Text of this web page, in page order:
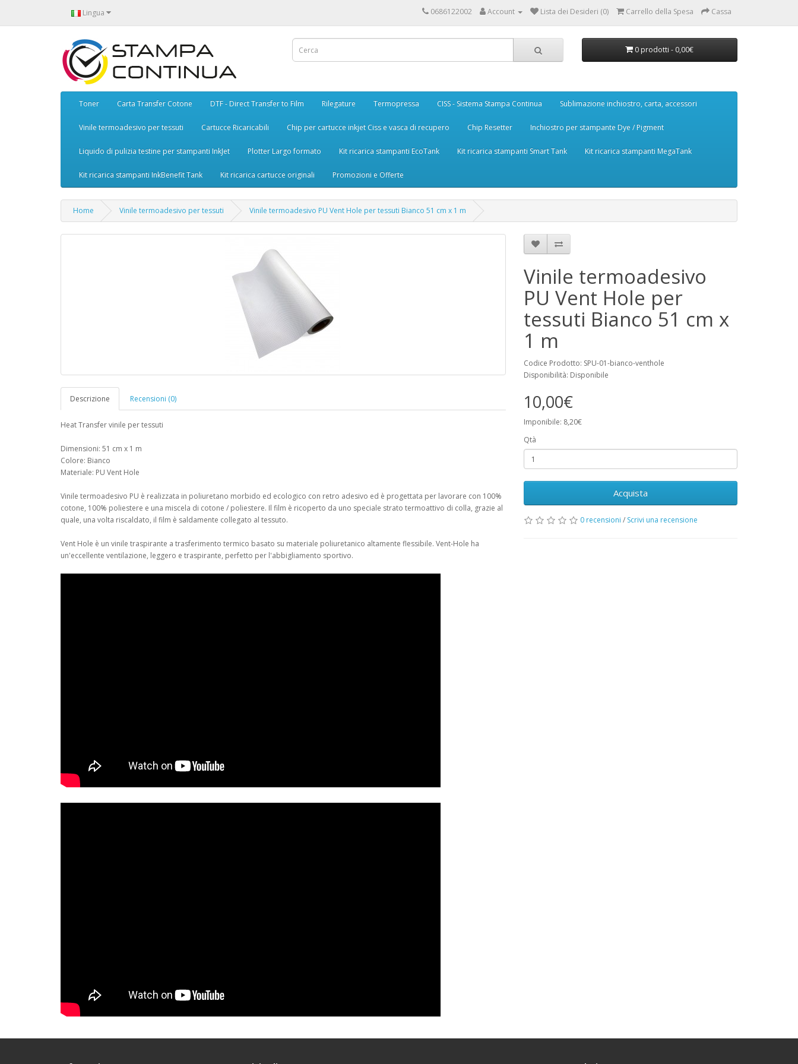
Lingua 0686122002 Account Lista dei Desideri (0) Carrello della Spesa Cassa
0 prodotti - 0,00€
Toner Carta Transfer Cotone DTF - Direct Transfer to Film Rilegature Termopressa CISS - Sistema Stampa Continua Sublimazione inchiostro, carta, accessori
Vinile termoadesivo per tessuti Cartucce Ricaricabili Chip per cartucce inkjet Ciss e vasca di recupero Chip Resetter Inchiostro per stampante Dye / Pigment
Liquido di pulizia testine per stampanti InkJet Plotter Largo formato Kit ricarica stampanti EcoTank Kit ricarica stampanti Smart Tank Kit ricarica stampanti MegaTank
Kit ricarica stampanti InkBenefit Tank Kit ricarica cartucce originali Promozioni e Offerte
Home Vinile termoadesivo per tessuti Vinile termoadesivo PU Vent Hole per tessuti Bianco 51 cm x 1 m
Descrizione Recensioni (0)
Heat Transfer vinile per tessuti
Dimensioni: 51 cm x 1 m
Colore: Bianco
Materiale: PU Vent Hole
Vinile termoadesivo PU è realizzata in poliuretano morbido ed ecologico con retro adesivo ed è progettata per lavorare con 100%
cotone, 100% poliestere e una miscela di cotone / poliestere. Il film è ricoperto da uno speciale strato termoattivo di colla, grazie al
quale, una volta riscaldato, il film è saldamente collegato al tessuto.
Vent Hole è un vinile traspirante a trasferimento termico basato su materiale poliuretanico altamente flessibile. Vent-Hole ha
un'eccellente ventilazione, leggero e traspirante, perfetto per l'abbigliamento sportivo.
Vinile termoadesivo
PU Vent Hole per
tessuti Bianco 51 cm x
1 m
Codice Prodotto: SPU-01-bianco-venthole
Disponibilità: Disponibile
10,00€
Imponibile: 8,20€
Qtà
Acquista
0 recensioni / Scrivi una recensione